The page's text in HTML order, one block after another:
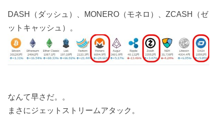
DASH（ダッシュ）、MONERO（モネロ）、ZCASH（ゼ
ットキャッシュ）。
なんて早さだ。。
まさにジェットストリームアタック。